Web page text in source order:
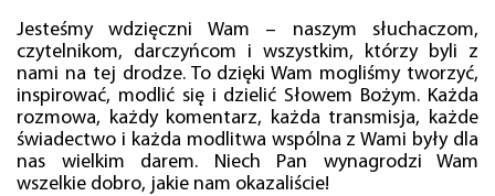
Jesteśmy wdzięczni Wam – naszym słuchaczom,
czytelnikom, darczyńcom i wszystkim, którzy byli z
nami na tej drodze. To dzięki Wam mogliśmy tworzyć,
inspirować, modlić się i dzielić Słowem Bożym. Każda
rozmowa, każdy komentarz, każda transmisja, każde
świadectwo i każda modlitwa wspólna z Wami były dla
nas wielkim darem. Niech Pan wynagrodzi Wam
wszelkie dobro, jakie nam okazaliście!